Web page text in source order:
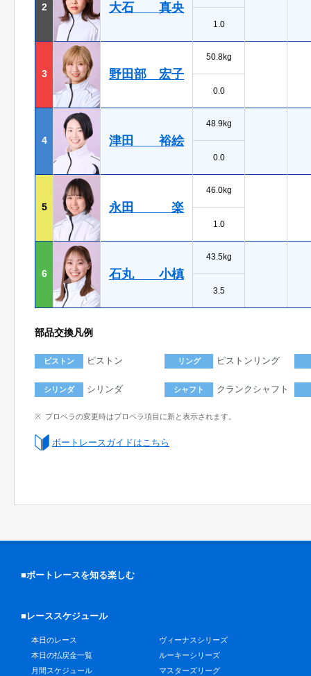
2 大石 真央
1.0
3 野田部 宏子
50.8kg
0.0
4 津田 裕絵
48.9kg
0.0
5 永田 楽
46.0kg
1.0
6 石丸 小槙
43.5kg
3.5
部品交換凡例
ピストン ピストン リング ピストンリング
シリンダ シリンダ シャフト クランクシャフト
プロペラの変更時はプロペラ項目に新と表示されます。
ボートレースガイドはこちら
■ボートレースを知る楽しむ
■レーススケジュール
本日のレース
本日の払戻金一覧
月間スケジュール
ヴィーナスシリーズ
ルーキーシリーズ
マスターズリーグ